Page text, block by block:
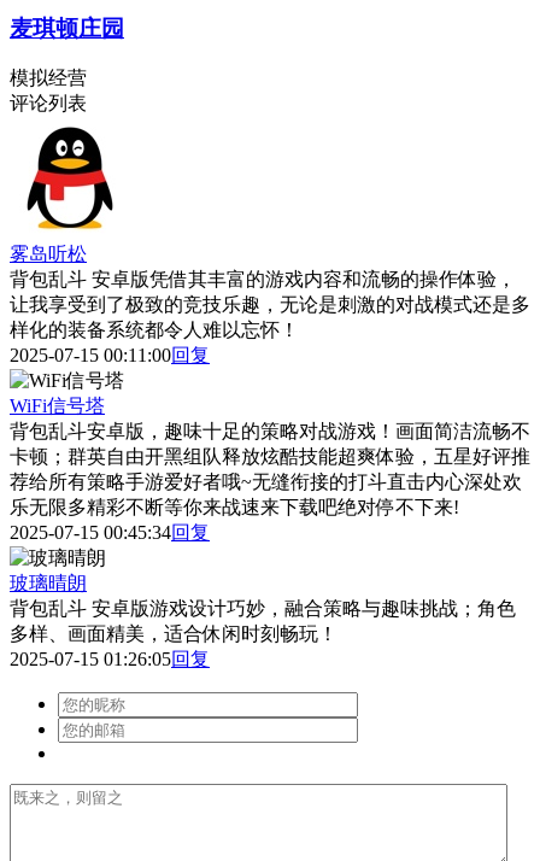
麦琪顿庄园
模拟经营
评论列表
雾岛听松
背包乱斗 安卓版凭借其丰富的游戏内容和流畅的操作体验，
让我享受到了极致的竞技乐趣，无论是刺激的对战模式还是多
样化的装备系统都令人难以忘怀！
2025-07-15 00:11:00回复
WiFi信号塔
背包乱斗安卓版，趣味十足的策略对战游戏！画面简洁流畅不
卡顿；群英自由开黑组队释放炫酷技能超爽体验，五星好评推
荐给所有策略手游爱好者哦~无缝衔接的打斗直击内心深处欢
乐无限多精彩不断等你来战速来下载吧绝对停不下来!
2025-07-15 00:45:34回复
玻璃晴朗
背包乱斗 安卓版游戏设计巧妙，融合策略与趣味挑战；角色
多样、画面精美，适合休闲时刻畅玩！
2025-07-15 01:26:05回复